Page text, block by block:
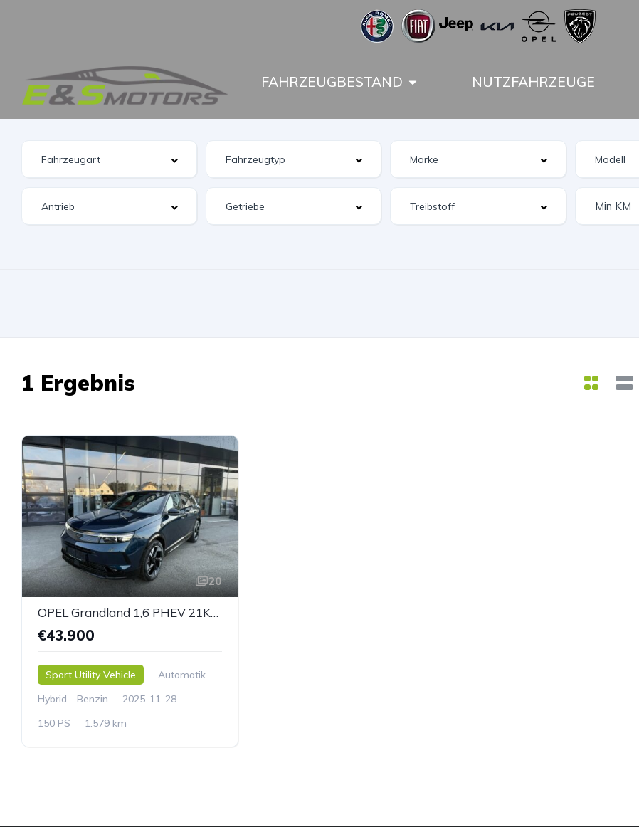
FAHRZEUGBESTAND NUTZFAHRZEUGE
1 Ergebnis
20
OPEL Grandland 1,6 PHEV 21KWh GS Aut.
€43.900
Sport Utility Vehicle
Automatik
Hybrid - Benzin
2025-11-28
150 PS
1.579 km